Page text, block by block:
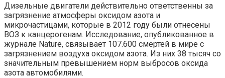
Дизельные двигатели действительно ответственны за
загрязнение атмосферы оксидом азота и
микрочастицами, которые в 2012 году были отнесены
ВОЗ к канцерогенам. Исследование, опубликованное в
журнале Nature, связывает 107.600 смертей в мире с
загрязнением воздуха оксидом азота. Из них 38 тысяч со
значительным превышением норм выбросов оксида
азота автомобилями.